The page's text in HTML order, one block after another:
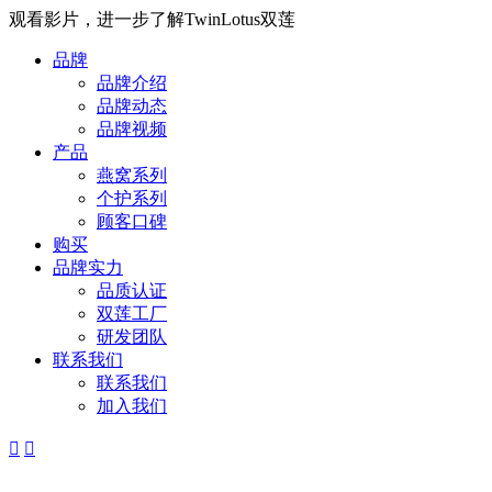
观看影片，进一步了解TwinLotus双莲
品牌
品牌介绍
品牌动态
品牌视频
产品
燕窝系列
个护系列
顾客口碑
购买
品牌实力
品质认证
双莲工厂
研发团队
联系我们
联系我们
加入我们
 